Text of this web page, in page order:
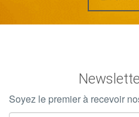
Soyez le premier à recevoir